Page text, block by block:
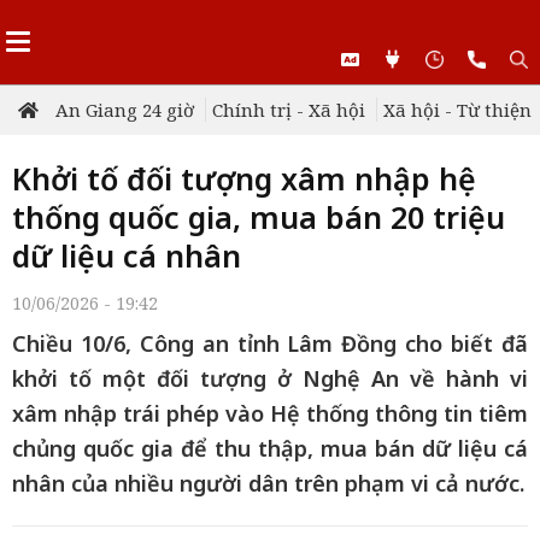
An Giang 24 giờ Chính trị - Xã hội Xã hội - Từ thiện
Khởi tố đối tượng xâm nhập hệ
thống quốc gia, mua bán 20 triệu
dữ liệu cá nhân
10/06/2026 - 19:42
Chiều 10/6, Công an tỉnh Lâm Đồng cho biết đã
khởi tố một đối tượng ở Nghệ An về hành vi
xâm nhập trái phép vào Hệ thống thông tin tiêm
chủng quốc gia để thu thập, mua bán dữ liệu cá
nhân của nhiều người dân trên phạm vi cả nước.